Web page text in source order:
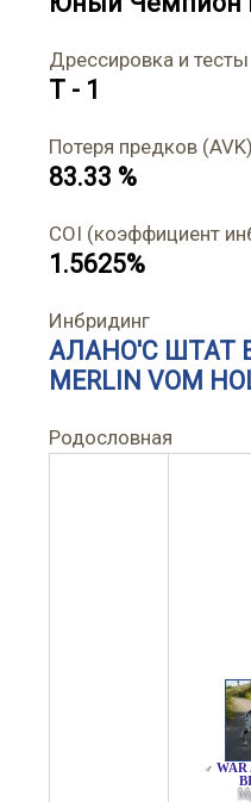
Дрессировка и тесты
T - 1
Потеря предков (AVK)
83.33 %
COI (коэффициент
1.5625%
Инбридинг
АЛАНО'С ШТАТ
MERLIN VOM
Родословная
♂ WAR